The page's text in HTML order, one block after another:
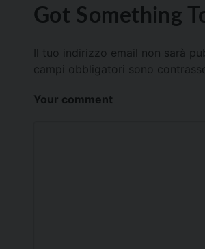
Got Something
Il tuo indirizzo email non sarà
campi obbligatori sono
Your comment